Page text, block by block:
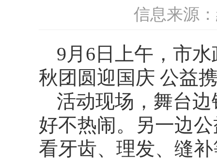
信息来源
9月6日上午，市
秋团圆迎国庆 公益
活动现场，舞台
好不热闹。另一边
看牙齿、理发、缝